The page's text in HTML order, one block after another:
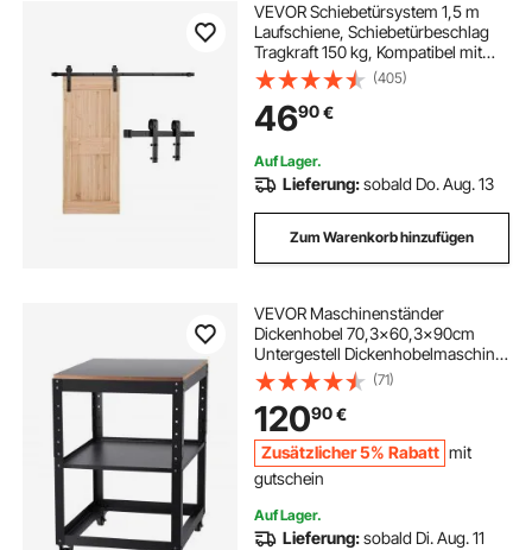
VEVOR Schiebetürsystem 1,5 m
Laufschiene, Schiebetürbeschlag
Tragkraft 150 kg, Kompatibel mit
762 mm max. Breite und 34,92 bis
44,45 mm Dicke, langlebige
Schiene & J-förmige Rolle, Schwarz
(405)
4690€
Auf Lager.
Lieferung:sobald Do. Aug. 13
Zum Warenkorb hinzufügen
VEVOR Maschinenständer
Dickenhobel 70,3×60,3×90cm
Untergestell Dickenhobelmaschine
Stahl & MDF Max. Belastbarkeit
45kg Maschinentisch
höhenverstellbar Kompitable mit
meisten Hobelmaschinen Sägen
(71)
12090€
Zusätzlicher 5% Rabatt mit
gutschein
Auf Lager.
Lieferung:sobald Di. Aug. 11